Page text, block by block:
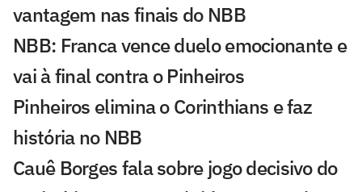
vantagem nas finais do NBB
NBB: Franca vence duelo emocionante e
vai à final contra o Pinheiros
Pinheiros elimina o Corinthians e faz
história no NBB
Cauê Borges fala sobre jogo decisivo do